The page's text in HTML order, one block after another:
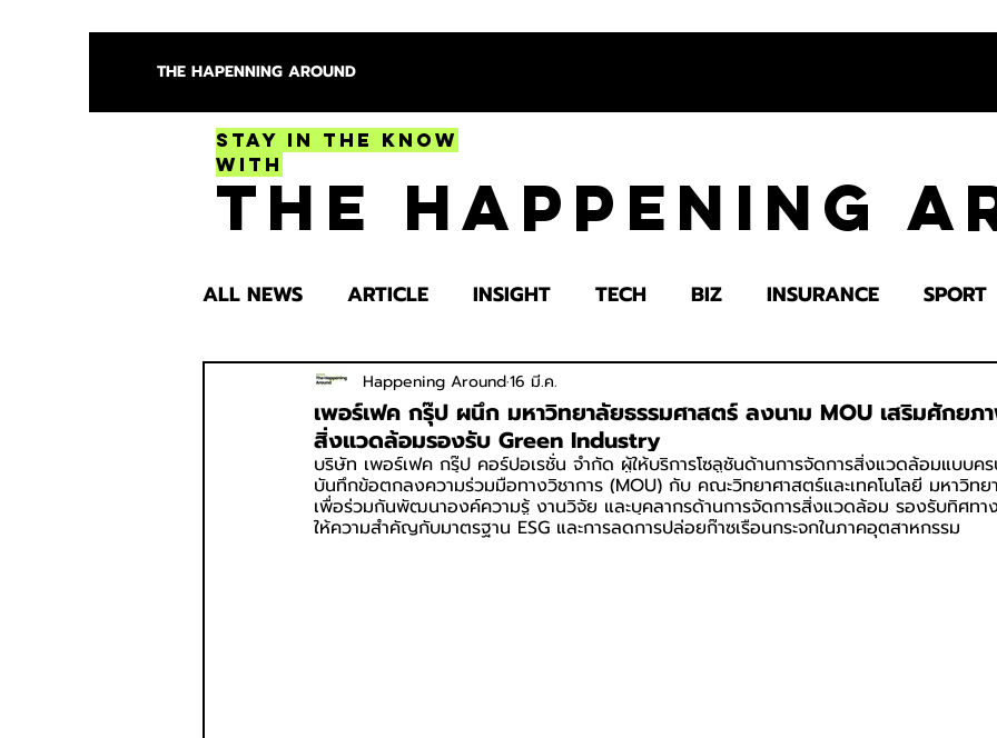
THE HAPENNING AROUND
Stay in the Know
With
The Happening
ALL NEWS ARTICLE INSIGHT TECH BIZ INSURANCE SPORT
ENTERTAINMENT HEALTH
SPOTLIGHT TRY
เพอร์เฟค กรุ๊ป ผนึก มหาวิทยาลัยธรรมศาสตร์ ลงนาม MOU เสริมศักยภ
สิ่งแวดล้อมรองรับ Green Industry
Happening Around16 มี.ค.
บริษัท เพอร์เฟค กรุ๊ป คอร์ปอเรชั่น จำกัด ผู้ให้บริการโซลูชันด้านการจัดการสิ่งแวดล้อมแบบค
บันทึกข้อตกลงความร่วมมือทางวิชาการ (MOU) กับ คณะวิทยาศาสตร์และเทคโนโลยี มหาวิทย
เพื่อร่วมกันพัฒนาองค์ความรู้ งานวิจัย และบุคลากรด้านการจัดการสิ่งแวดล้อม รองรับทิศทา
ให้ความสำคัญกับมาตรฐาน ESG และการลดการปล่อยก๊าซเรือนกระจกในภาคอุตสาหกรรม